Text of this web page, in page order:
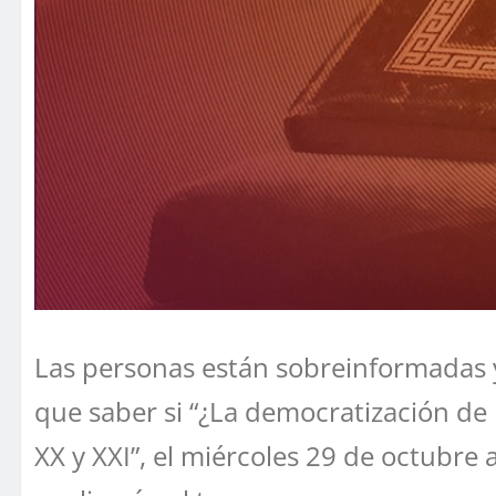
Las personas están
que saber si “¿La democratización
XX y XXI”, el miércoles 29 de